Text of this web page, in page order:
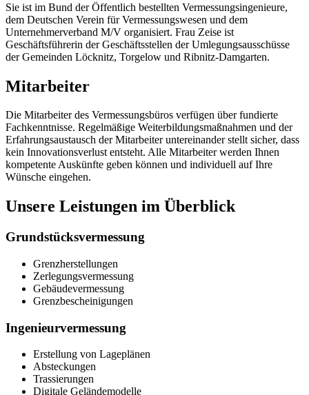
Sie ist im Bund der Öffentlich bestellten Vermessungsingenieure,
dem Deutschen Verein für Vermessungswesen und dem
Unternehmerverband M/V organisiert. Frau Zeise ist
Geschäftsführerin der Geschäftsstellen der Umlegungsausschüsse
der Gemeinden Löcknitz, Torgelow und Ribnitz-Damgarten.
Mitarbeiter
Die Mitarbeiter des Vermessungsbüros verfügen über fundierte
Fachkenntnisse. Regelmäßige Weiterbildungsmaßnahmen und der
Erfahrungsaustausch der Mitarbeiter untereinander stellt sicher, dass
kein Innovationsverlust entsteht. Alle Mitarbeiter werden Ihnen
kompetente Auskünfte geben können und individuell auf Ihre
Wünsche eingehen.
Unsere Leistungen im Überblick
Grundstücks­vermessung
Grenz­herstellungen
Zerlegungs­vermessung
Gebäude­vermessung
Grenz­bescheinigungen
Ingenieur­vermessung
Erstellung von Lageplänen
Absteckungen
Trassierungen
Digitale Geländemodelle